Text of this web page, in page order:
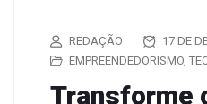
REDAÇÃO
17 DE
EMPREENDEDORISMO
Transforme